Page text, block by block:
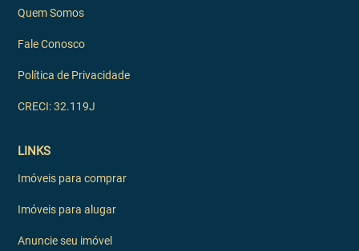
Quem Somos
Fale Conosco
Política de Privacidade
CRECI: 32.119J
LINKS
Imóveis para comprar
Imóveis para alugar
Anuncie seu imóvel